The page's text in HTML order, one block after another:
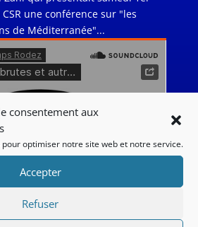
consentement aux
pour optimiser notre site web et notre service.
Accepter
Refuser
une conférence sur "les
de Méditerranée"...